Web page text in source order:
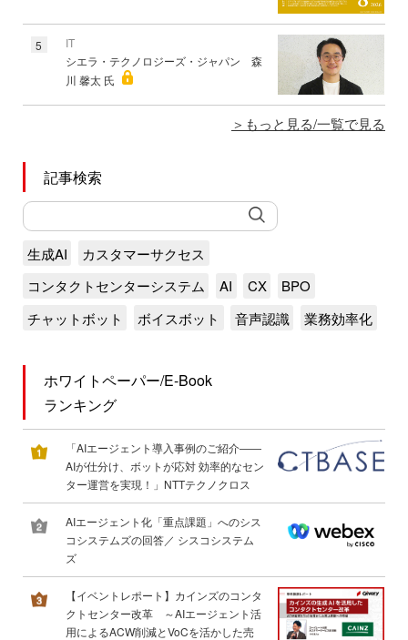
5
IT
シエラ・テクノロジーズ・ジャパン 森
川 馨太 氏
もっと見る/一覧で見る
記事検索
生成AI
カスタマーサクセス
コンタクトセンターシステム
AI CX
BPO
チャットボット
ボイスボット 音声認識 業務効率化
ホワイトペーパー/E-Book
ランキング
「AIエージェント導入事例のご紹介――
AIが仕分け、ボットが応対 効率的なセン
ター運営を実現！」NTTテクノクロス
AIエージェント化「重点課題」へのシス
コシステムズの回答／ シスコシステム
ズ
【イベントレポート】カインズのコンタ
クトセンター改革 ～AIエージェント活
用によるACW削減とVoCを活かした売